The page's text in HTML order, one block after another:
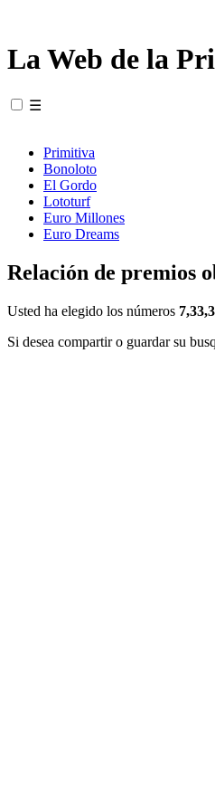
La Web de la
☰
Primitiva
Bonoloto
El Gordo
Lototurf
Euro Millones
Euro Dreams
Relación de premios
Usted ha elegido los números
Si desea compartir o guardar su